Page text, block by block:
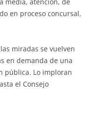
en proceso concursal,
miradas se vuelven
en demanda de una
pública. Lo imploran
el Consejo